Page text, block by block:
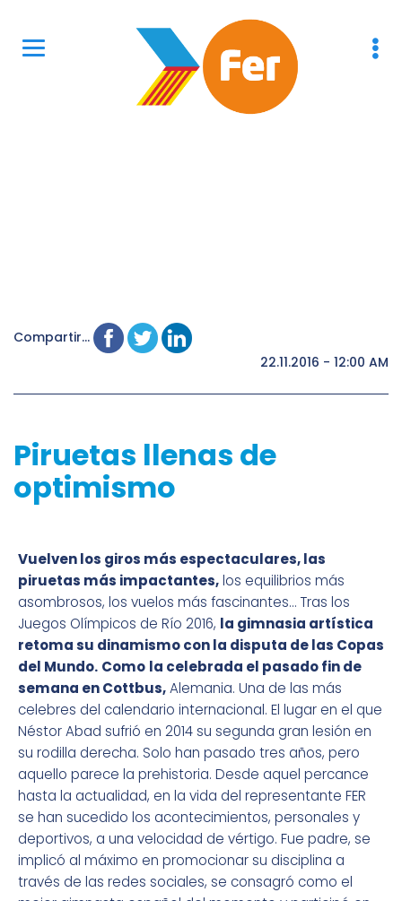
Compartir...
22.11.2016 - 12:00 AM
Piruetas llenas de
optimismo
Vuelven los giros más espectaculares, las
piruetas más impactantes,los equilibrios más
asombrosos, los vuelos más fascinantes… Tras los
Juegos Olímpicos de Río 2016, la gimnasia artística
retoma su dinamismo con la disputa de las Copas
del Mundo. Como la celebrada el pasado fin de
semana en Cottbus,Alemania. Una de las más
celebres del calendario internacional. El lugar en el que
Néstor Abad sufrió en 2014 su segunda gran lesión en
su rodilla derecha. Solo han pasado tres años, pero
aquello parece la prehistoria. Desde aquel percance
hasta la actualidad, en la vida del representante FER
se han sucedido los acontecimientos, personales y
deportivos, a una velocidad de vértigo. Fue padre, se
implicó al máximo en promocionar su disciplina a
través de las redes sociales, se consagró como el